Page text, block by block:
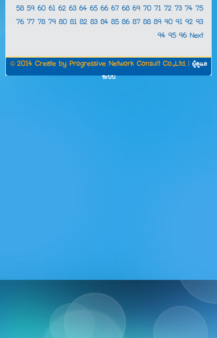
58 59 60 61 62 63 64 65 66 67 68 69 70 71 72 73 74 75
76 77 78 79 80 81 82 83 84 85 86 87 88 89 90 91 92 93
94 95 96 Next
© 2014 Create by Progressive Network Consult Co.,Ltd. ผู้ดูแล
ระบบ